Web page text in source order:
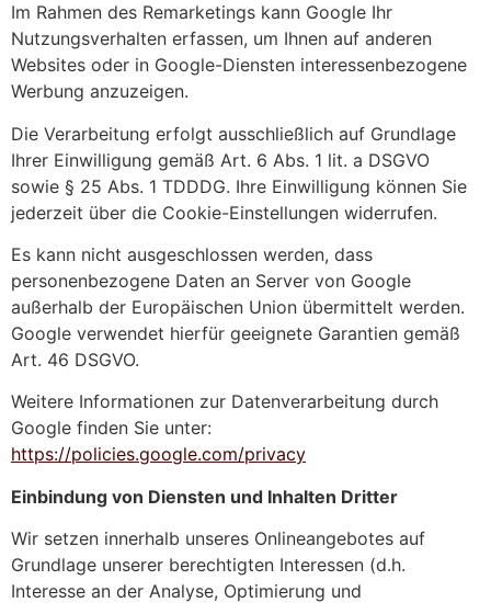
Im Rahmen des Remarketings kann Google Ihr
Nutzungsverhalten erfassen, um Ihnen auf anderen
Websites oder in Google-Diensten interessenbezogene
Werbung anzuzeigen.
Die Verarbeitung erfolgt ausschließlich auf Grundlage
Ihrer Einwilligung gemäß Art. 6 Abs. 1 lit. a DSGVO
sowie § 25 Abs. 1 TDDDG. Ihre Einwilligung können Sie
jederzeit über die Cookie-Einstellungen widerrufen.
Es kann nicht ausgeschlossen werden, dass
personenbezogene Daten an Server von Google
außerhalb der Europäischen Union übermittelt werden.
Google verwendet hierfür geeignete Garantien gemäß
Art. 46 DSGVO.
Weitere Informationen zur Datenverarbeitung durch
Google finden Sie unter:
https://policies.google.com/privacy
Einbindung von Diensten und Inhalten Dritter
Wir setzen innerhalb unseres Onlineangebotes auf
Grundlage unserer berechtigten Interessen (d.h.
Interesse an der Analyse, Optimierung und